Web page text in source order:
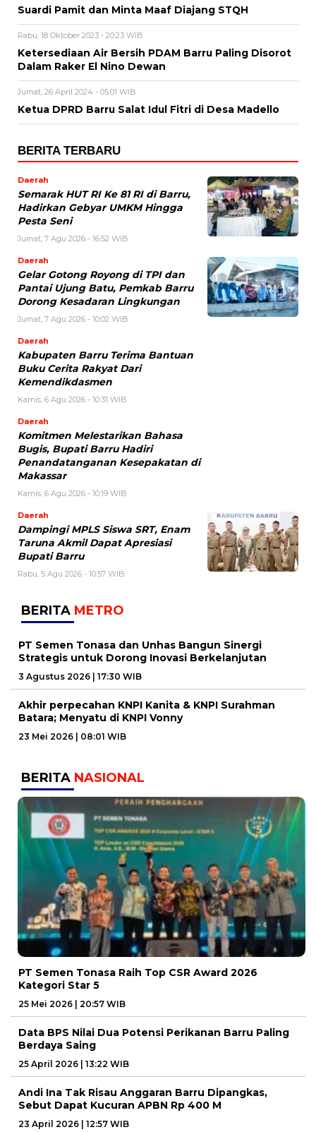
Suardi Pamit dan Minta Maaf Diajang STQH
Rabu, 18 Oktober 2023 - 20:23 WIB
Ketersediaan Air Bersih PDAM Barru Paling Disorot
Dalam Raker El Nino Dewan
Jumat, 26 April 2024 - 05:01 WIB
Ketua DPRD Barru Salat Idul Fitri di Desa Madello
BERITA TERBARU
Daerah
Semarak HUT RI Ke 81 RI di Barru,
Hadirkan Gebyar UMKM Hingga
Pesta Seni
Jumat, 7 Agu 2026 - 16:52 WIB
Daerah
Gelar Gotong Royong di TPI dan
Pantai Ujung Batu, Pemkab Barru
Dorong Kesadaran Lingkungan
Jumat, 7 Agu 2026 - 10:02 WIB
Daerah
Kabupaten Barru Terima Bantuan
Buku Cerita Rakyat Dari
Kemendikdasmen
Kamis, 6 Agu 2026 - 10:31 WIB
Daerah
Komitmen Melestarikan Bahasa
Bugis, Bupati Barru Hadiri
Penandatanganan Kesepakatan di
Makassar
Kamis, 6 Agu 2026 - 10:19 WIB
Daerah
Dampingi MPLS Siswa SRT, Enam
Taruna Akmil Dapat Apresiasi
Bupati Barru
Rabu, 5 Agu 2026 - 10:57 WIB
BERITA METRO
PT Semen Tonasa dan Unhas Bangun Sinergi
Strategis untuk Dorong Inovasi Berkelanjutan
3 Agustus 2026 | 17:30 WIB
Akhir perpecahan KNPI Kanita & KNPI Surahman
Batara; Menyatu di KNPI Vonny
23 Mei 2026 | 08:01 WIB
BERITA NASIONAL
PT Semen Tonasa Raih Top CSR Award 2026
Kategori Star 5
25 Mei 2026 | 20:57 WIB
Data BPS Nilai Dua Potensi Perikanan Barru Paling
Berdaya Saing
25 April 2026 | 13:22 WIB
Andi Ina Tak Risau Anggaran Barru Dipangkas,
Sebut Dapat Kucuran APBN Rp 400 M
23 April 2026 | 12:57 WIB